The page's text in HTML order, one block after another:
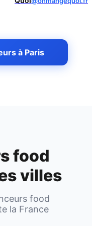
à Paris
food
villes
food
la France